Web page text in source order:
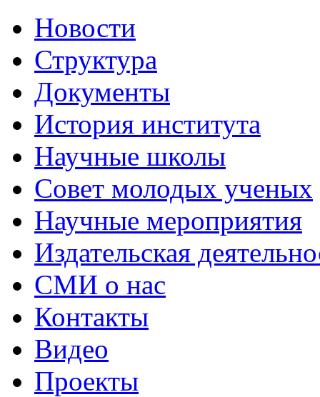
Новости
Структура
Документы
История института
Научные школы
Совет молодых ученых
Научные мероприятия
Издательская
СМИ о нас
Контакты
Видео
Проекты